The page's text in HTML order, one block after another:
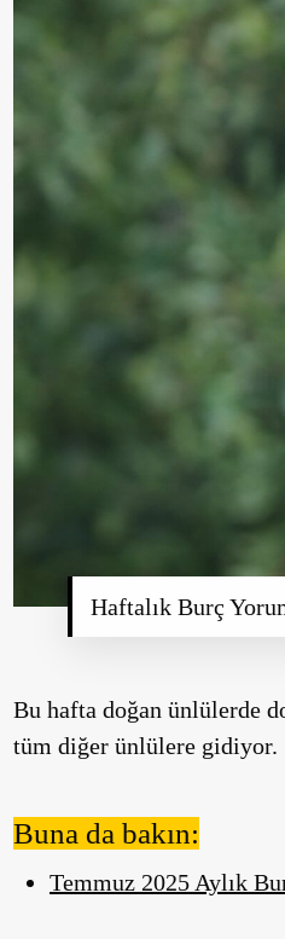
Haftalık Burç
Bu hafta doğan ünlülerde
tüm diğer ünlülere gidiyor.
Buna da bakın:
Temmuz 2025 Aylık